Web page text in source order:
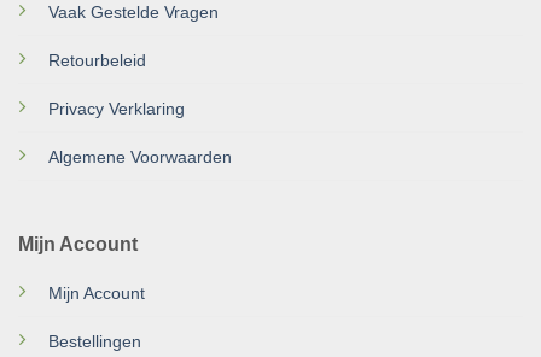
Vaak Gestelde Vragen
Retourbeleid
Privacy Verklaring
Algemene Voorwaarden
Mijn Account
Mijn Account
Bestellingen